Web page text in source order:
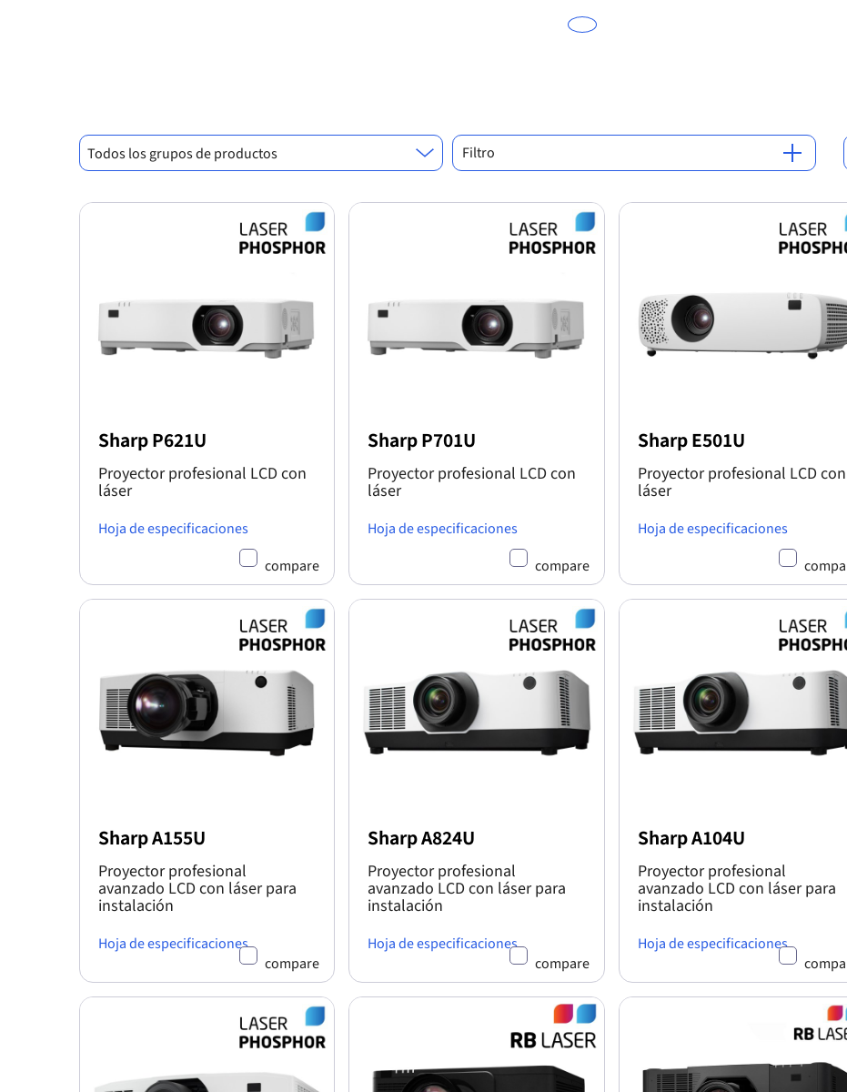
Todos los grupos de productos Filtro
Sharp P621U
Proyector profesional LCD con
láser
Hoja de especificaciones
compare
Sharp P701U
Proyector profesional LCD con
láser
Hoja de especificaciones
compare
Sharp E501U
Proyector profesional LCD con
láser
Hoja de especificaciones
Sharp A155U
Proyector profesional
avanzado LCD con láser para
instalación
Hoja de especificaciones
compare
Sharp A824U
Proyector profesional
avanzado LCD con láser para
instalación
Hoja de especificaciones
compare
Sharp A104U
Proyector profesional
avanzado LCD con láser para
instalación
Hoja de especificaciones